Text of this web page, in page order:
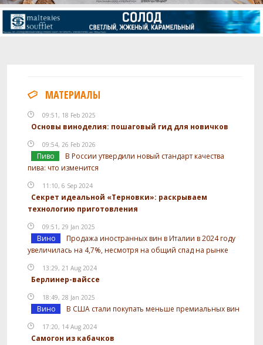
МАТЕРИАЛЫ
09:51, 18 Feb 2025
Основы виноделия: пошаговый гид для новичков
09:54, 26 Feb 2026
Пиво
В России утвердили новый стандарт качества
пива: что изменится
11:10, 6 Sep 2024
Секрет идеальной «Терновки»: раскрываем
технологию приготовления
09:51, 29 Jan 2025
Вино
Продажа иностранных вин в Италии в 2024 году
увеличилась на 4,7%, несмотря на общий спад на рынке
13:29, 21 Aug 2024
Берлинер-вайссе
18:49, 28 Jan 2025
Вино В США стали покупать меньше премиальных вин
17:20, 14 Aug 2024
Самогон из кабачков